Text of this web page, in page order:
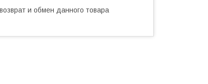
и обмен данного товара